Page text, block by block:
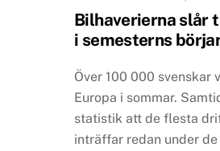
Bilhaverierna slår
i semesterns
Över 100 000 svenskar
Europa i sommar.
statistik att de flesta
inträffar redan under